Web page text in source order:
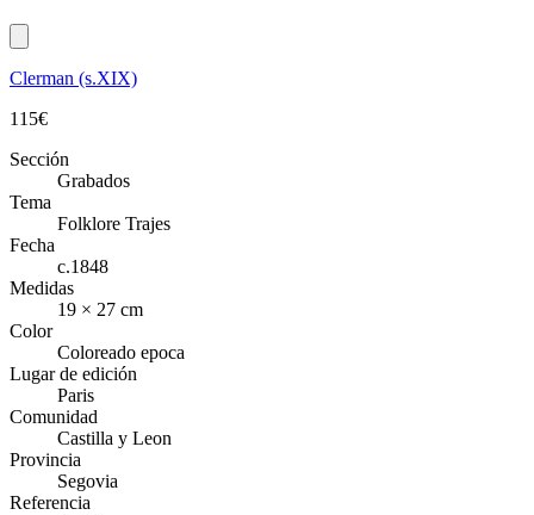
Clerman (s.XIX)
115€
Sección
Grabados
Tema
Folklore Trajes
Fecha
c.1848
Medidas
19 × 27 cm
Color
Coloreado epoca
Lugar de edición
Paris
Comunidad
Castilla y Leon
Provincia
Segovia
Referencia